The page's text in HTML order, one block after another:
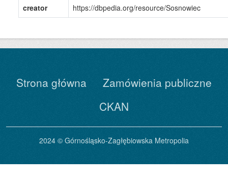
creator
https://dbpedia.org/resource/Sosnowiec
Strona główna
Zamówienia publiczne
CKAN
2024 © Górnośląsko-Zagłębiowska Metropolia